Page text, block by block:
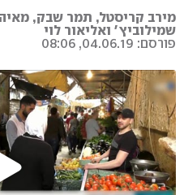
מירב קריסטל, תמר שבק, מאיה
שמילוביץ' ואליאור לוי
פורסם: 04.06.19, 08:06